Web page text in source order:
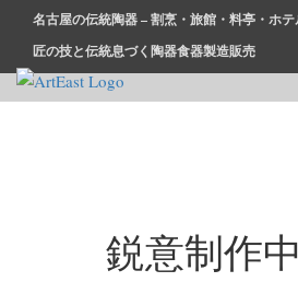
名古屋の伝統陶器 – 割烹・旅館・料亭・ホ
匠の技と伝統息づく陶器食器製造販売
鋭意制作